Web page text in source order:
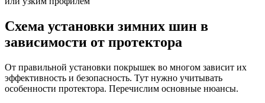
Схема установки зимних шин в
зависимости от протектора
От правильной установки покрышек во многом зависит их
эффективность и безопасность. Тут нужно учитывать
особенности протектора. Перечислим основные нюансы.